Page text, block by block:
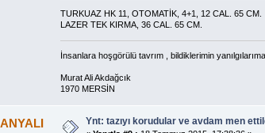
TURKUAZ HK 11, OTOMATİK, 4+1, 12 CAL. 65 CM.
LAZER TEK KIRMA, 36 CAL. 65 CM.
İnsanlara hoşgörülü tavrım , bildiklerimin
Murat Ali Akdağcık
1970 MERSİN
Ynt: tazıyı korudular ve avdam men